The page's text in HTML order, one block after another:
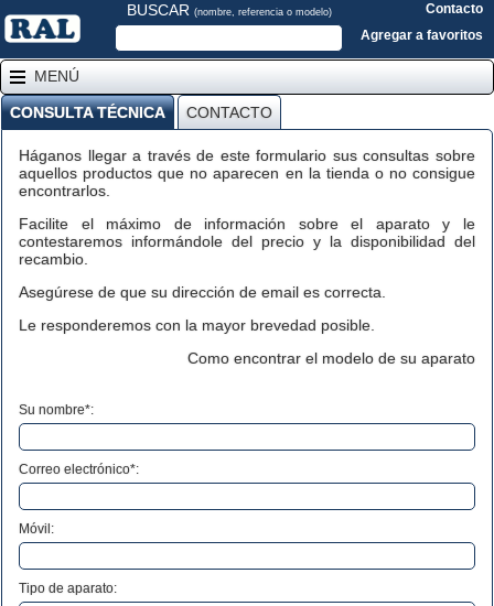
BUSCAR (nombre, referencia o modelo)
Contacto
Agregar a favoritos
MENÚ
CONSULTA TÉCNICA CONTACTO
Háganos llegar a través de este formulario sus consultas sobre
aquellos productos que no aparecen en la tienda o no consigue
encontrarlos.
Facilite el máximo de información sobre el aparato y le
contestaremos informándole del precio y la disponibilidad del
recambio.
Asegúrese de que su dirección de email es correcta.
Le responderemos con la mayor brevedad posible.
Como encontrar el modelo de su aparato
Su nombre*:
Correo electrónico*:
Móvil:
Tipo de aparato: